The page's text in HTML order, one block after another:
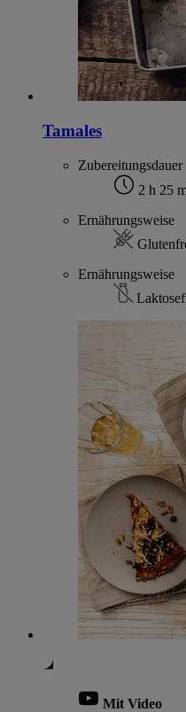
Tamales
Zubereitungsdauer
2 h 25
Ernährungsweise
Ernährungsweise
Mit Video